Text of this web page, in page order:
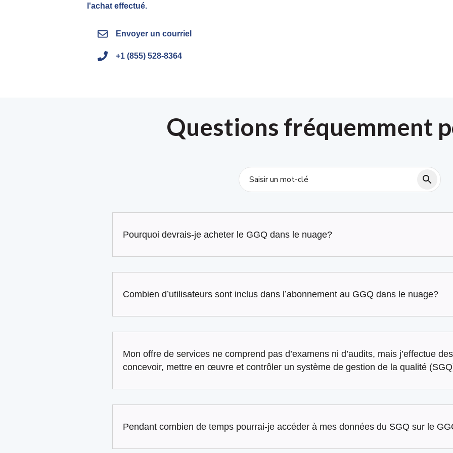
l'achat effectué.
Envoyer un courriel
+1 (855) 528-8364
Questions fréquemment
Pourquoi devrais-je acheter le GGQ dans le nuage?
Combien d’utilisateurs sont inclus dans l’abonnement au GGQ dans le nuage?
Mon offre de services ne comprend pas d’examens ni d’audits, mais j’effectue
concevoir, mettre en œuvre et contrôler un système de gestion de la qualité
Pendant combien de temps pourrai-je accéder à mes données du SGQ sur le